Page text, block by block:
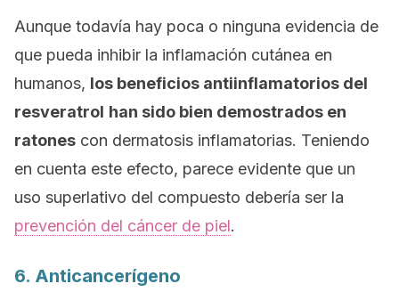
Aunque todavía hay poca o ninguna evidencia de
que pueda inhibir la inflamación cutánea en
humanos, los beneficios antiinflamatorios del
resveratrol han sido bien demostrados en
ratones con dermatosis inflamatorias. Teniendo
en cuenta este efecto, parece evidente que un
uso superlativo del compuesto debería ser la
prevención del cáncer de piel.
6. Anticancerígeno